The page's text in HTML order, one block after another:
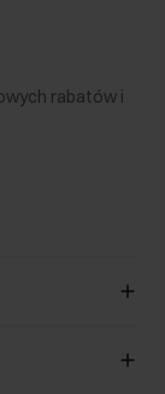
rabatów i